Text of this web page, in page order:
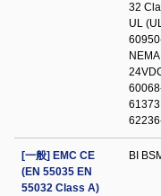
32
UL
[一般] EMC CE
(EN 55035 EN
55032 Class A)
BI